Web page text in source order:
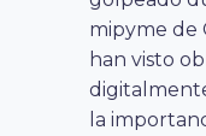
mipyme de
han visto
la